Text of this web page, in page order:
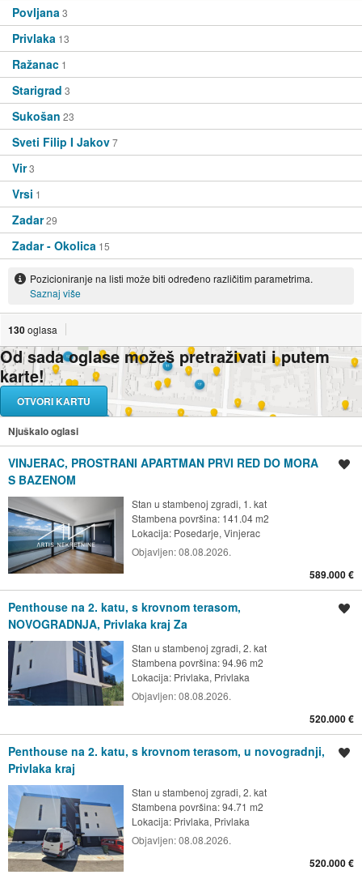
Povljana 3
Privlaka 13
Ražanac 1
Starigrad 3
Sukošan 23
Sveti Filip I Jakov7
Vir3
Vrsi 1
Zadar29
Zadar - Okolica 15
Pozicioniranje na listi može biti određeno različitim parametrima.
Saznaj više
130oglasa
Od sada oglase možeš pretraživati i putem
karte!
OTVORI KARTU
Njuškalo oglasi
VINJERAC, PROSTRANI APARTMAN PRVI RED DO MORA
S BAZENOM
Stan u stambenoj zgradi, 1. kat
Stambena površina: 141.04 m2
Lokacija: Posedarje, Vinjerac
Objavljen:08.08.2026.
589.000 €
Penthouse na 2. katu, s krovnom terasom,
NOVOGRADNJA, Privlaka kraj Za
Stan u stambenoj zgradi, 2. kat
Stambena površina: 94.96 m2
Lokacija: Privlaka, Privlaka
Objavljen:08.08.2026.
520.000 €
Penthouse na 2. katu, s krovnom terasom, u novogradnji,
Privlaka kraj
Stan u stambenoj zgradi, 2. kat
Stambena površina: 94.71 m2
Lokacija: Privlaka, Privlaka
Objavljen:08.08.2026.
520.000 €